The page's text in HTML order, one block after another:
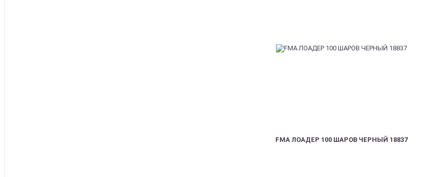
FMA ЛОАДЕР 100 ШАРОВ ЧЕРНЫЙ 18837